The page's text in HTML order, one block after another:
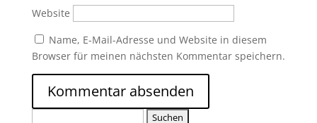
Website
Name, E-Mail-Adresse und Website in diesem
Browser für meinen nächsten Kommentar speichern.